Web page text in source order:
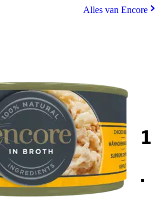
Alles van Encore
1
.